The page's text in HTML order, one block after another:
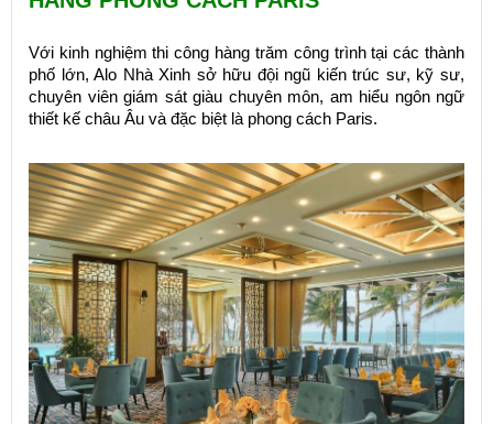
Với kinh nghiệm thi công hàng trăm công trình tại các thành
phố lớn, Alo Nhà Xinh sở hữu đội ngũ kiến trúc sư, kỹ sư,
chuyên viên giám sát giàu chuyên môn, am hiểu ngôn ngữ
thiết kế châu Âu và đặc biệt là phong cách Paris.